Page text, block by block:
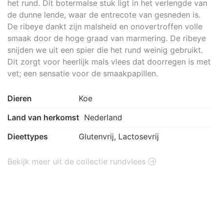
het rund. Dit botermalse stuk ligt in het verlengde van
de dunne lende, waar de entrecote van gesneden is.
De ribeye dankt zijn malsheid en onovertroffen volle
smaak door de hoge graad van marmering. De ribeye
snijden we uit een spier die het rund weinig gebruikt.
Dit zorgt voor heerlijk mals vlees dat doorregen is met
vet; een sensatie voor de smaakpapillen.
Dieren
Koe
Land van herkomst Nederland
Dieettypes
Glutenvrij, Lactosevrij
Bekijk meer uit de collectie rundvlees